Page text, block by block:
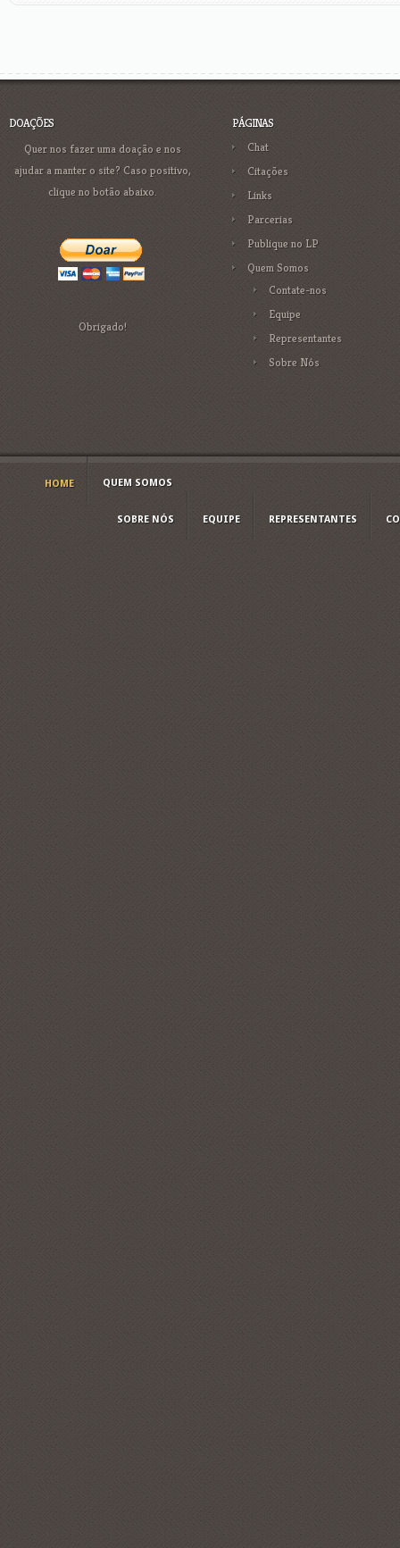
DOAÇÕES
Quer nos fazer uma doação e nos
ajudar a manter o site? Caso positivo,
clique no botão abaixo.
Obrigado!
PÁGINAS
Chat
Citações
Links
Parcerias
Publique no LP
Quem Somos
Contate-nos
Equipe
Representantes
Sobre Nós
HOME QUEM SOMOS
SOBRE NÓS EQUIPE REPRESENTANTES